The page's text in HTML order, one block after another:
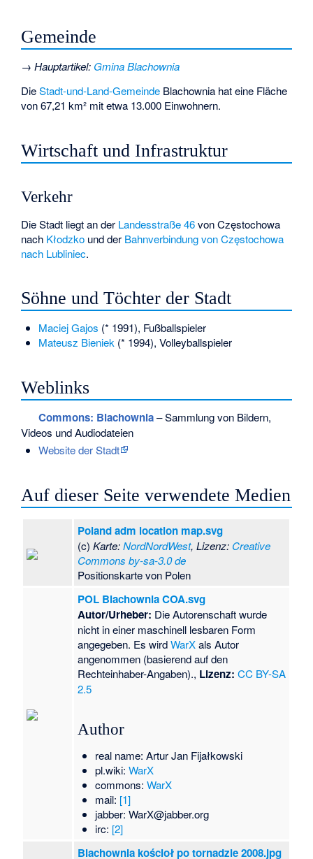
Gemeinde
→Hauptartikel: Gmina Blachownia
DieStadt-und-Land-Gemeinde Blachownia hat eine Fläche
von 67,21 km² mit etwa 13.000 Einwohnern.
Wirtschaft und Infrastruktur
Verkehr
Die Stadt liegt an der Landesstraße 46von Częstochowa
nach Kłodzko und der Bahnverbindung von Częstochowa
nach Lubliniec.
Söhne und Töchter der Stadt
Maciej Gajos (* 1991), Fußballspieler
Mateusz Bieniek(* 1994), Volleyballspieler
Weblinks
Commons: Blachownia– Sammlung von Bildern,
Videos und Audiodateien
Website der Stadt
Auf dieser Seite verwendete Medien
Poland adm location map.svg
(c)Karte:NordNordWest, Lizenz: Creative
Commons by-sa-3.0 de
Positionskarte von Polen
POL Blachownia COA.svg
Autor/Urheber: Die Autorenschaft wurde
nicht in einer maschinell lesbaren Form
angegeben. Es wirdWarXals Autor
angenommen (basierend auf den
Rechteinhaber-Angaben)., Lizenz: CC BY-SA
2.5
Author
real name: Artur Jan Fijałkowski
pl.wiki: WarX
commons: WarX
mail: [1]
jabber: WarX@jabber.org
irc: [2]
Blachownia kościoł po tornadzie 2008.jpg